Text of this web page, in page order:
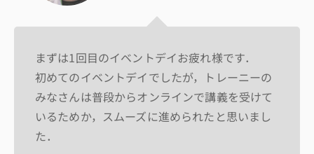
まずは1回目のイベントデイお疲れ様です．
初めてのイベントデイでしたが，トレーニーの
みなさんは普段からオンラインで講義を受けて
いるためか，スムーズに進められたと思いまし
た．